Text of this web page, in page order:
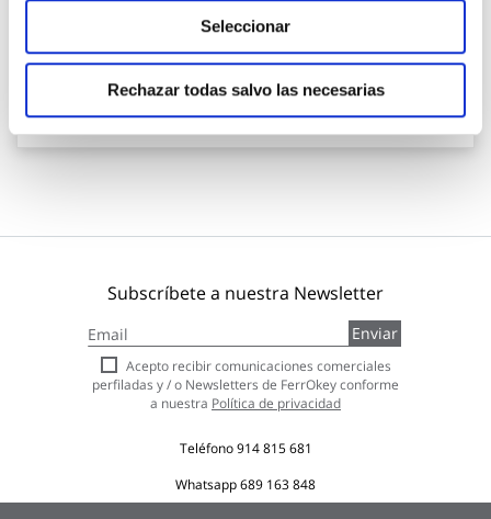
Seleccionar
Rechazar todas salvo las necesarias
13,47 €
Subscríbete a nuestra Newsletter
a
nuestro
boletín
de
Enviar
Acepto recibir comunicaciones comerciales
perfiladas y / o Newsletters de FerrOkey conforme
a nuestra Política de privacidad
Teléfono914 815 681
Whatsapp689 163 848